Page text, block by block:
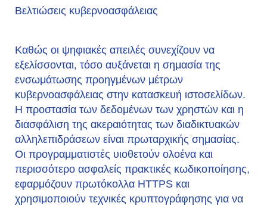
Βελτιώσεις κυβερνοασφάλειας
Καθώς οι ψηφιακές απειλές συνεχίζουν να
εξελίσσονται, τόσο αυξάνεται η σημασία της
ενσωμάτωσης προηγμένων μέτρων
κυβερνοασφάλειας στην κατασκευή ιστοσελίδων.
Η προστασία των δεδομένων των χρηστών και η
διασφάλιση της ακεραιότητας των διαδικτυακών
αλληλεπιδράσεων είναι πρωταρχικής σημασίας.
Οι προγραμματιστές υιοθετούν ολοένα και
περισσότερο ασφαλείς πρακτικές κωδικοποίησης,
εφαρμόζουν πρωτόκολλα HTTPS και
χρησιμοποιούν τεχνικές κρυπτογράφησης για να